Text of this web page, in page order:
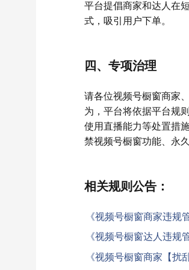
平台提倡商家和达人在
式，吸引用户下单。
四、专项治理
请各位视频号橱窗商家
为，平台将依据平台规
使用直播能力等处置措
禁视频号橱窗功能、永
相关规则公告：
《视频号橱窗商家违规
《视频号橱窗达人违规
《视频号橱窗商家【扰